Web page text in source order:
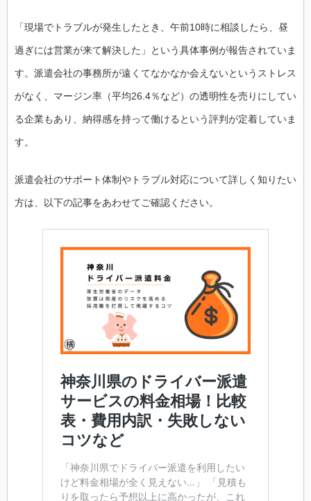
「現場でトラブルが発生したとき、午前10時に相談したら、昼
過ぎには営業が来て解決した」という具体事例が報告されていま
す。派遣会社の事務所が遠くてなかなか会えないというストレス
がなく、マージン率（平均26.4％など）の透明性を売りにしてい
る企業もあり、納得感を持って働けるという評判が定着していま
す。
派遣会社のサポート体制やトラブル対応について詳しく知りたい
方は、以下の記事をあわせてご確認ください。